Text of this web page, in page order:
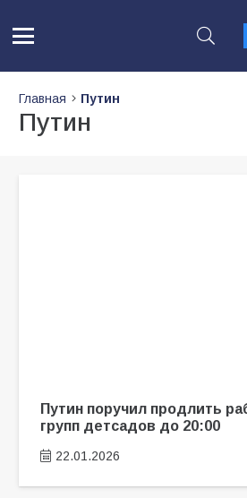
Главная Путин
Путин
Путин поручил продлить
групп детсадов до 20:00
22.01.2026